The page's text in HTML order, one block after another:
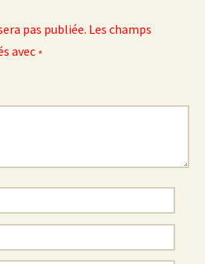
pas publiée. Les champs
avec *